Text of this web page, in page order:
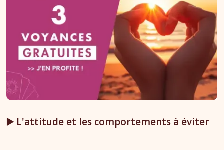
▶️ L'attitude et les comportements à éviter